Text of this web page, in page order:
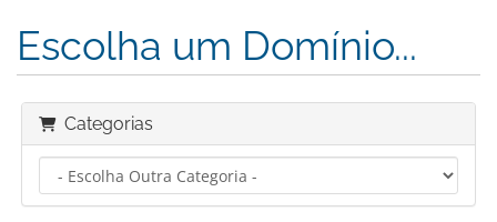
Escolha um Domínio...
Categorias